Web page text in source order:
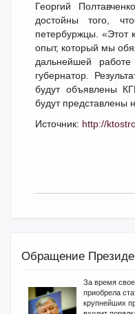
Георгий
достойны того,
петербуржцы. «Этот
опыт, который мы
дальнейшей
губернатор.
будут объявлены
будут представлены
Источник: http://
Обращение
За время
приобрела
крупнейших